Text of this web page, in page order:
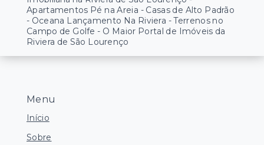
Menu
Início
Sobre
Apartamentos Pé na Areia - Casas de Alto Padrão
- Oceana Lançamento Na Riviera - Terrenos no
Campo de Golfe - O Maior Portal de Imóveis da
Riviera de São Lourenço